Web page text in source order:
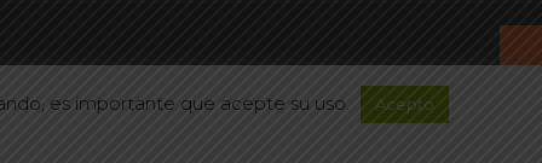
es importante que acepte su uso. Acepto